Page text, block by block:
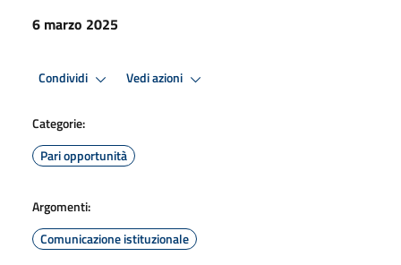
6 marzo 2025
Condividi Vedi azioni
Categorie:
Pari opportunità
Argomenti:
Comunicazione istituzionale